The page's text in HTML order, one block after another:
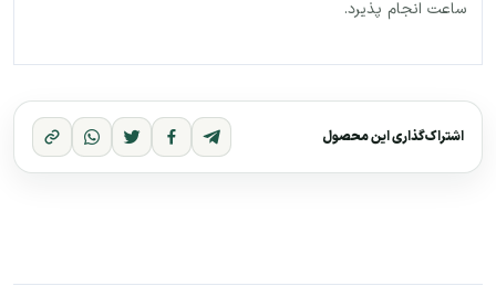
ساعت انجام پذیرد.
اشتراک‌گذاری این محصول